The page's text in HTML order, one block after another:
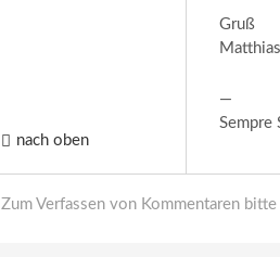
Gruß
Matthias
—
Sempre
nach oben
Zum Verfassen von Kommentaren bitte